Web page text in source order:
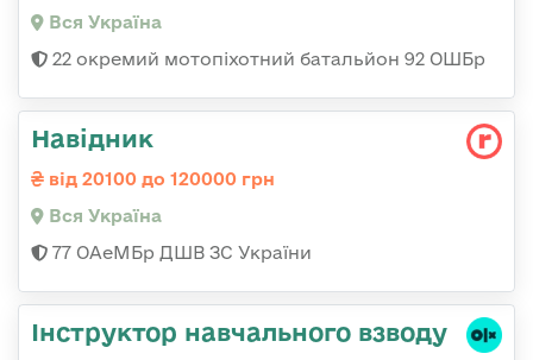
Вся Україна
22 окремий мотопіхотний батальйон 92 ОШБр
Навідник
від 20100 до 120000 грн
Вся Україна
77 ОАеМБр ДШВ ЗС України
Інструктор навчального взводу